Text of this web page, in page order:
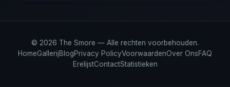
© 2026 The Smore — Alle rechten voorbehouden.
HomeGallerijBlogPrivacy PolicyVoorwaardenOver OnsFAQ
ErelijstContactStatistieken